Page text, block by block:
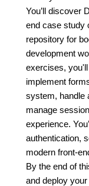
You’ll discover
end case study
repository for
development
exercises,
implement
system, handle
manage
experience.
authentication,
modern front-
By the end of
and deploy